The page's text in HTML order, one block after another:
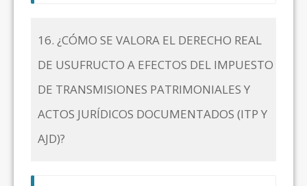
16. ¿CÓMO SE VALORA EL DERECHO REAL
DE USUFRUCTO A EFECTOS DEL IMPUESTO
DE TRANSMISIONES PATRIMONIALES Y
ACTOS JURÍDICOS DOCUMENTADOS (ITP Y
AJD)?